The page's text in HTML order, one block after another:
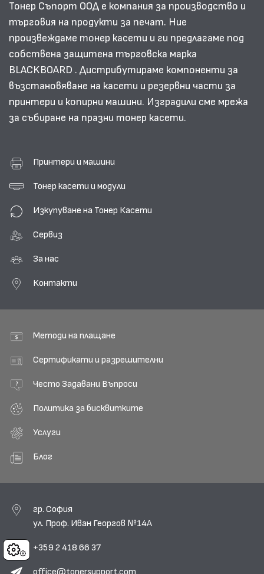
Cookies
Тонер Съпорт ООД е компания за производство и
търговия на продукти за печат. Ние
произвеждаме тонер касети и ги предлагаме под
собствена защитена търговска марка
BLACKBOARD . Дистрибутираме компоненти за
възстановяване на касети и резервни части за
принтери и копирни машини. Изградили сме мрежа
за събиране на празни тонер касети.
Принтери и машини
Тонер касети и модули
Изкупуване на Тонер Касети
Сервиз
За нас
Контакти
Методи на плащане
Сертификати и разрешителни
Често Задавани Въпроси
Политика за бисквитките
Услуги
Блог
гр. София
ул. Проф. Иван Георгов №14А
+359 2 418 66 37
office@tonersupport.com